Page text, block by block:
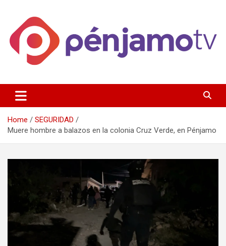
content
Penjamotv
Gto y la region.
Home
SEGURIDAD
Muere hombre a balazos en la colonia Cruz Verde, en Pénjamo